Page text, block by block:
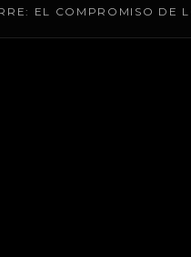
EL COMPROMISO DE